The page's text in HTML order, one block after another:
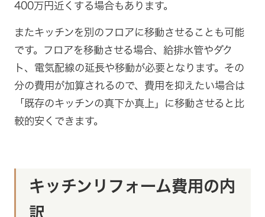
400万円近くする場合もあります。
またキッチンを別のフロアに移動させることも可能
です。フロアを移動させる場合、給排水管やダク
ト、電気配線の延長や移動が必要となります。その
分の費用が加算されるので、費用を抑えたい場合は
「既存のキッチンの真下か真上」に移動させると比
較的安くできます。
キッチンリフォーム費用の内
訳